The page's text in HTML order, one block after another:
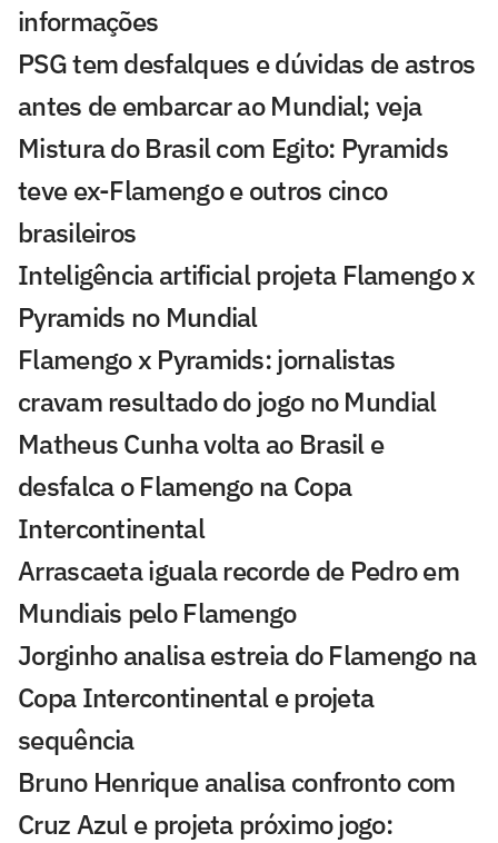
informações
PSG tem desfalques e dúvidas de astros
antes de embarcar ao Mundial; veja
Mistura do Brasil com Egito: Pyramids
teve ex-Flamengo e outros cinco
brasileiros
Inteligência artificial projeta Flamengo x
Pyramids no Mundial
Flamengo x Pyramids: jornalistas
cravam resultado do jogo no Mundial
Matheus Cunha volta ao Brasil e
desfalca o Flamengo na Copa
Intercontinental
Arrascaeta iguala recorde de Pedro em
Mundiais pelo Flamengo
Jorginho analisa estreia do Flamengo na
Copa Intercontinental e projeta
sequência
Bruno Henrique analisa confronto com
Cruz Azul e projeta próximo jogo: